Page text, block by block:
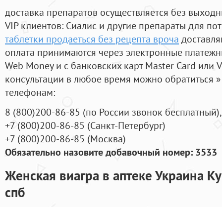
доставка препаратов осуществляется без
VIP клиентов: Сиалис и другие препараты для
таблетки продаеться без рецепта вроча
оплата принимаются через электронные
Web Money и с банковских карт Master Card или
консультации в любое время можно обратиться
телефонам:
8 (800)200-86-85 (по России звонок бесплатный),
+7 (800)200-86-85 (Санкт-Петербург)
+7 (800)200-86-85 (Москва)
Обязательно назовите добавочный номер: 3533
Женская виагра в аптеке Украина
спб